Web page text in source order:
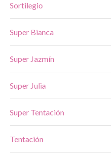
Sortilegio
Super Bianca
Super Jazmín
Super Julia
Super Tentación
Tentación